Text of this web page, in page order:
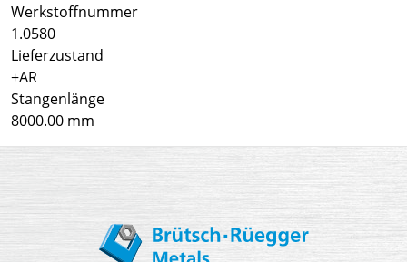
Werkstoffnummer
1.0580
Lieferzustand
+AR
Stangenlänge
8000.00 mm